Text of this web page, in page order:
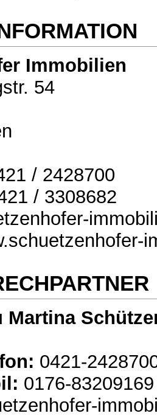
Immobilien
54
/ 2428700
/ 3308682
Martina
0421-
0176-83209169